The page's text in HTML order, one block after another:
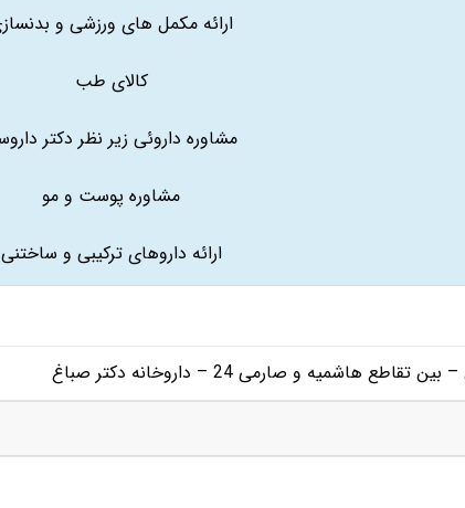
ارائه مکمل های ورزشی و
کالای طب
مشاوره داروئی زیر نظر دکتر
مشاوره پوست و مو
ارائه داروهای ترکیبی و ساختنی
هاشمیه و صارمی 24 – داروخانه دکتر صباغ